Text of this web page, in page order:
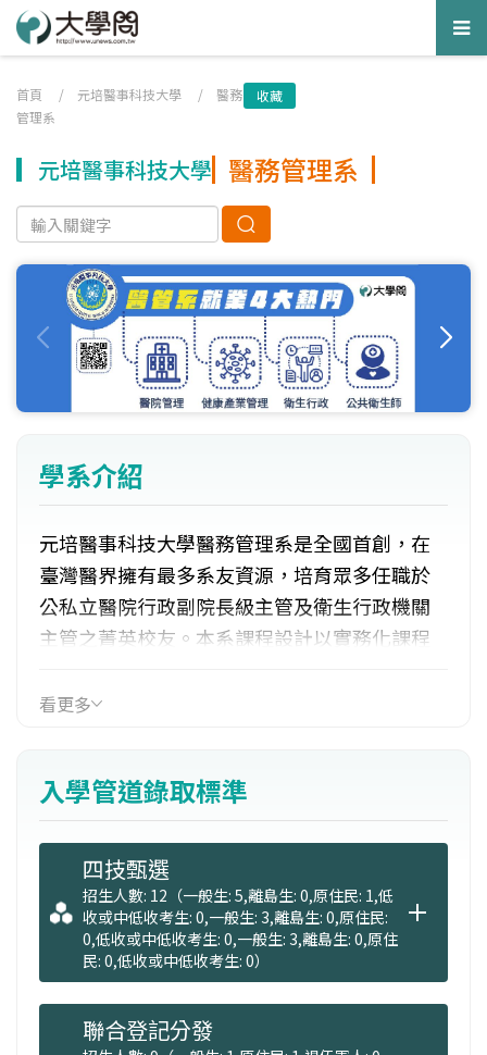
首頁 / 元培醫事科技大學 / 醫務
管理系
收藏
元培醫事科技大學 醫務管理系
學系介紹
元培醫事科技大學醫務管理系是全國首創，在
臺灣醫界擁有最多系友資源，培育眾多任職於
公私立醫院行政副院長級主管及衛生行政機關
主管之菁英校友。本系課程設計以實務化課程
料處理技能。「健康管理組」以培育具備衛生
行政及預防保健觀念、健康促進與健康管理專
業知識，您將成為醫務管理與健康管理專業人
醫務管理系設有四年制學士班、二年制碩士
班，以及三年制的碩士在職專班，除了招收本
地高中職生外，歡迎香港、澳門、馬來西亞等
僑外生報考就讀。更多畢業出路與未來就業發
看更多
入學管道錄取標準
四技甄選
招生人數: 12（一般生: 5,離島生: 0,原住民: 1,低
收或中低收考生: 0,一般生: 3,離島生: 0,原住民:
0,低收或中低收考生: 0,一般生: 3,離島生: 0,原住
民: 0,低收或中低收考生: 0）
聯合登記分發